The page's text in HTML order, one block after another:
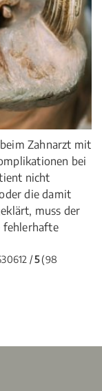
Zahnarzt mit
bei
nicht
die damit
muss der
fehlerhafte
/5(98